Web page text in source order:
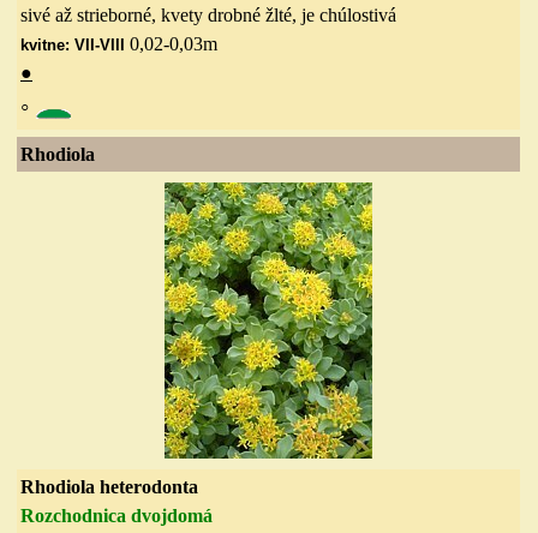
sivé až strieborné, kvety drobné žlté, je chúlostivá
kvitne: VII-VIII 0,02-0,03m
●
◦
Rhodiola
Rhodiola heterodonta
Rozchodnica dvojdomá